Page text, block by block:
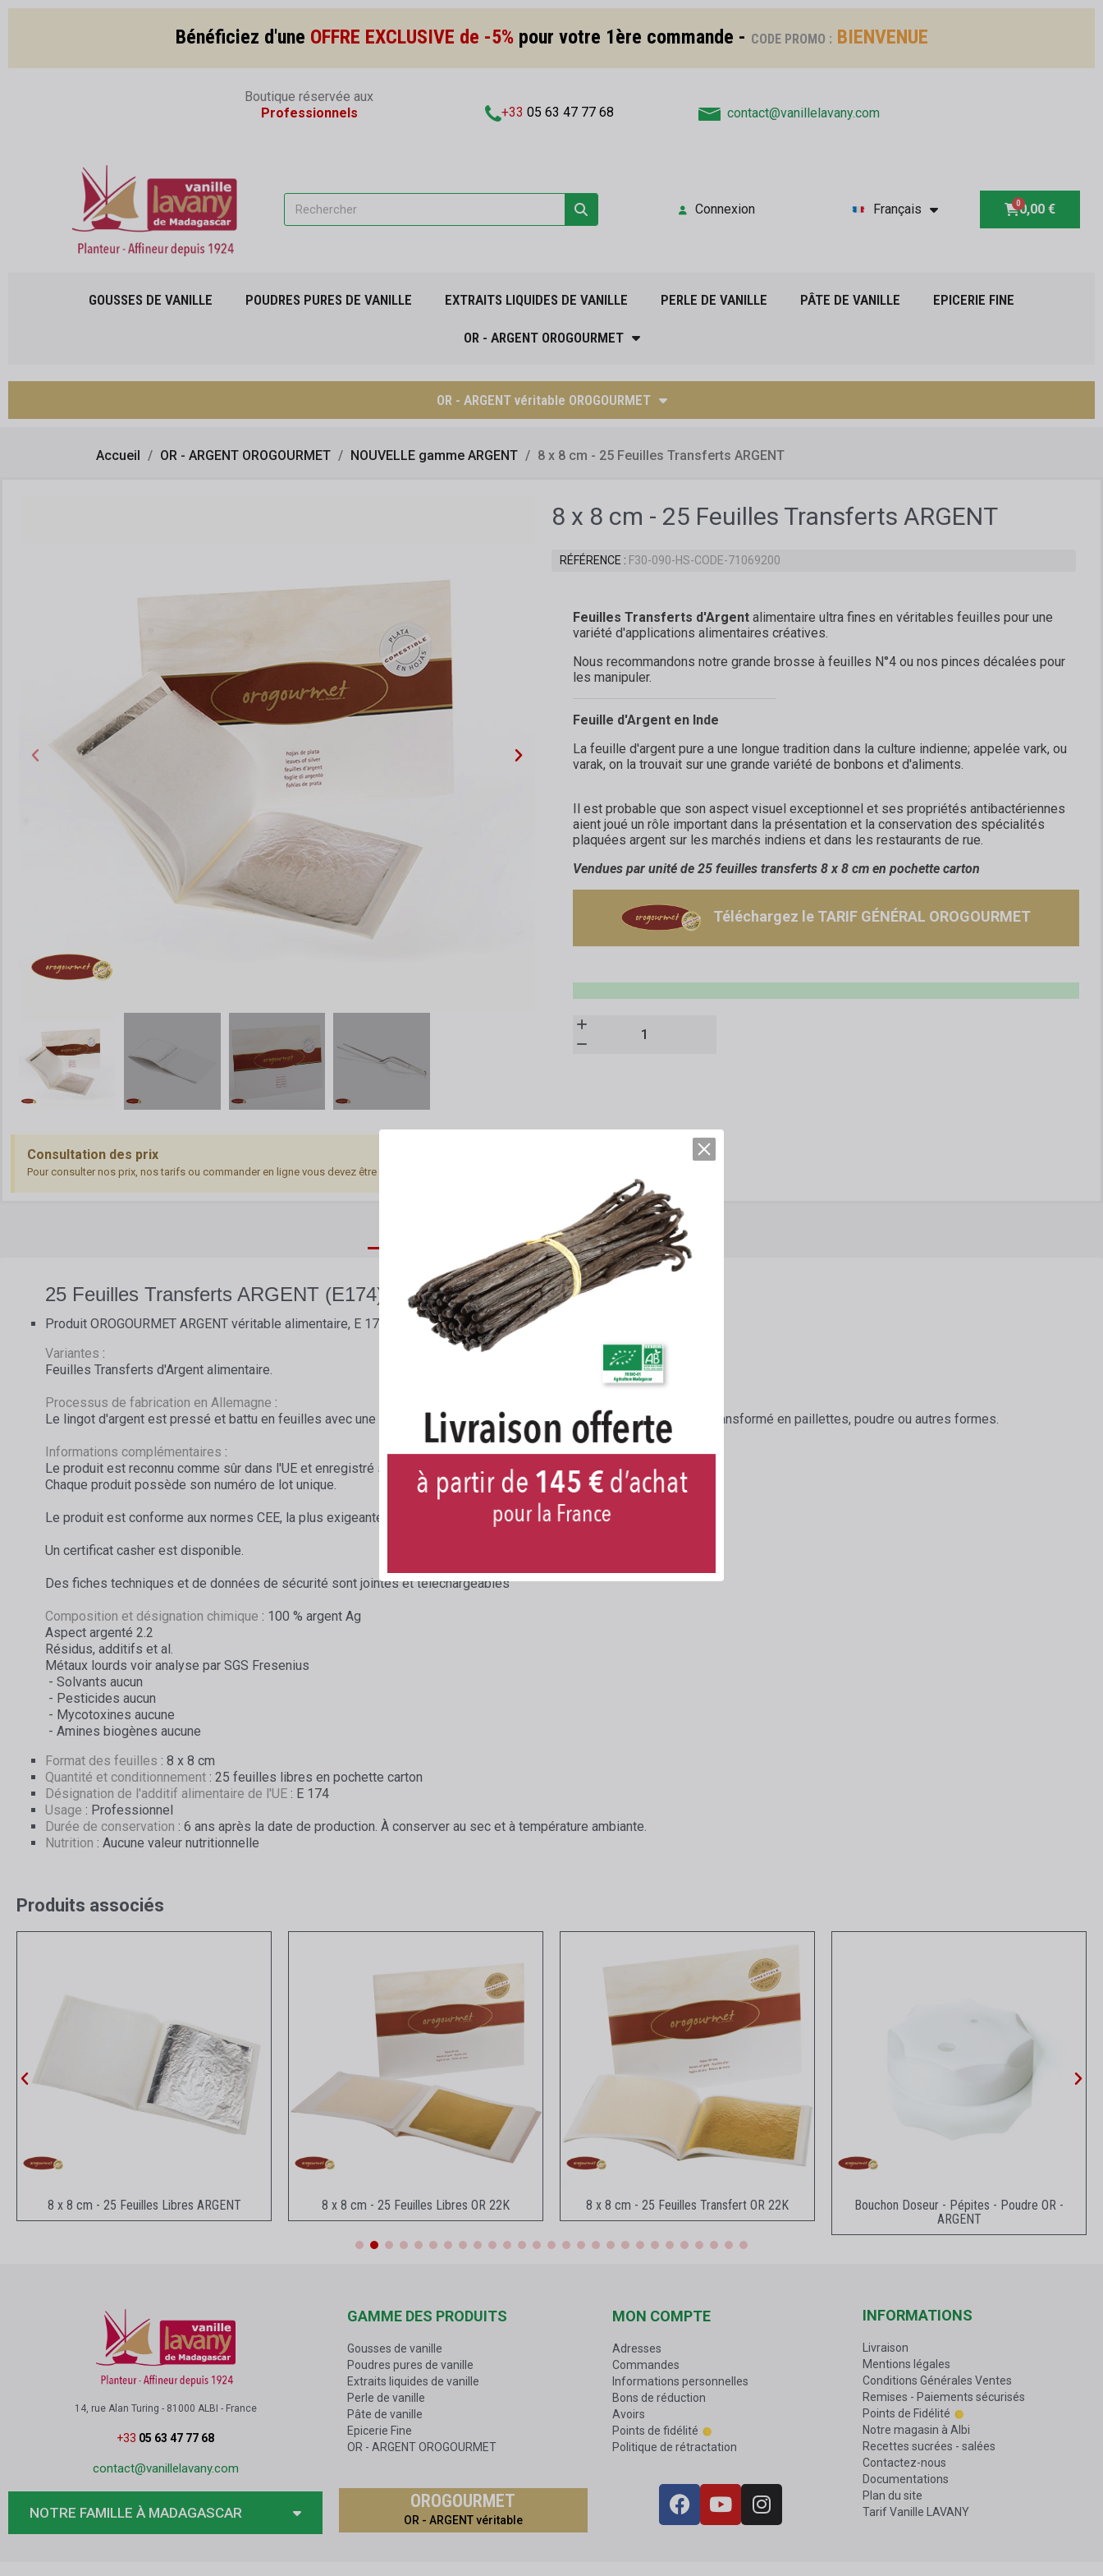
Bénéficiez d'une OFFRE EXCLUSIVE de -5%pour votre 1ère commande - CODE PROMO : BIENVENUE
Boutique réservée aux
Professionnels
+33 05 63 47 77 68 contact@vanillelavany.com
Connexion Français 0,00 €
GOUSSES DE VANILLE POUDRES PURES DE VANILLE EXTRAITS LIQUIDES DE VANILLE PERLE DE VANILLE PÂTE DE VANILLE EPICERIE FINE
OR - ARGENT OROGOURMET
OR - ARGENT véritable OROGOURMET
Accueil OR - ARGENT OROGOURMET NOUVELLE gamme ARGENT 8 x 8 cm - 25 Feuilles Transferts ARGENT
Consultation des prix
Pour consulter nos prix, nos tarifs ou commander en ligne vous devez être connecté.
8 x 8 cm - 25 Feuilles Transferts ARGENT
RÉFÉRENCE F30-090-HS-CODE-71069200
Feuilles Transferts d'Argent alimentaire ultra fines en véritables feuilles pour une
variété d'applications alimentaires créatives.
Nous recommandons notre grande brosse à feuilles N°4 ou nos pinces décalées pour
les manipuler.
Feuille d'Argent en Inde
La feuille d'argent pure a une longue tradition dans la culture indienne; appelée vark, ou
varak, on la trouvait sur une grande variété de bonbons et d'aliments.
Il est probable que son aspect visuel exceptionnel et ses propriétés antibactériennes
aient joué un rôle important dans la présentation et la conservation des spécialités
plaquées argent sur les marchés indiens et dans les restaurants de rue.
Vendues par unité de 25 feuilles transferts 8 x 8 cm en pochette carton
Téléchargez le TARIF GÉNÉRAL OROGOURMET
DESCRIPTION DÉTAILLÉE FICHES TECHNIQUES
25 Feuilles Transferts ARGENT (E174) - Format 8 x 8 cm
Produit OROGOURMET ARGENT véritable alimentaire, E 174
Variantes :
Feuilles Transferts d'Argent alimentaire.
Processus de fabrication en Allemagne :
Le lingot d'argent est pressé et battu en feuilles avec une épaisseur d'environ 0,125 µ puis découpées en carrés ou transformé en paillettes, poudre ou autres formes.
Informations complémentaires :
Le produit est reconnu comme sûr dans l'UE et enregistré sous le numéro E 174.
Chaque produit possède son numéro de lot unique.
Le produit est conforme aux normes CEE, la plus exigeante au monde.
Un certificat casher est disponible.
Des fiches techniques et de données de sécurité sont jointes et téléchargeables
Composition et désignation chimique : 100 % argent Ag
Aspect argenté 2.2
Résidus, additifs et al.
Métaux lourds voir analyse par SGS Fresenius
- Solvants aucun
- Pesticides aucun
- Mycotoxines aucune
- Amines biogènes aucune
Format des feuilles : 8 x 8 cm
Quantité et conditionnement : 25 feuilles libres en pochette carton
Désignation de l'additif alimentaire de l'UE : E 174
Usage : Professionnel
Durée de conservation : 6 ans après la date de production. À conserver au sec et à température ambiante.
Nutrition : Aucune valeur nutritionnelle
Produits associés
Aperçu rapide
8 x 8 cm - 25 Feuilles Libres ARGENT Aperçu rapide
8 x 8 cm - 25 Feuilles Libres OR 22K Aperçu rapide
8 x 8 cm - 25 Feuilles Transfert OR 22K Aperçu rapide
Bouchon Doseur - Pépites - Poudre OR -
ARGENT
14, rue Alan Turing - 81000 ALBI - France
+33 05 63 47 77 68
contact@vanillelavany.com
NOTRE FAMILLE À MADAGASCAR
GAMME DES PRODUITS
Gousses de vanille
Poudres pures de vanille
Extraits liquides de vanille
Perle de vanille
Pâte de vanille
Epicerie Fine
OR - ARGENT OROGOURMET
OROGOURMET
OR - ARGENT véritable
MON COMPTE
Adresses
Commandes
Informations personnelles
Bons de réduction
Avoirs
Points de fidélité
Politique de rétractation
INFORMATIONS
Livraison
Mentions légales
Conditions Générales Ventes
Remises - Paiements sécurisés
Points de Fidélité
Notre magasin à Albi
Recettes sucrées - salées
Contactez-nous
Documentations
Plan du site
Tarif Vanille LAVANY